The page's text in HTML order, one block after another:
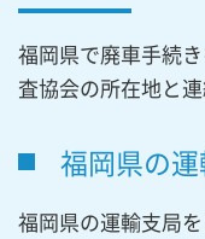
福岡県で廃車手続
査協会の所在地と
福岡県の
福岡県の運輸支局